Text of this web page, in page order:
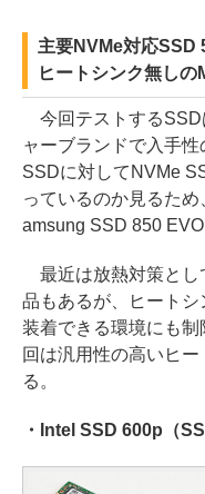
主要NVMe対応SSD
ヒートシンク無し
今回テストするSSD
ャーブランドで入手
SSDに対してNVMe
っているのか見るた
amsung SSD 850
最近は放熱対策とし
品もあるが、ヒートシ
装着できる環境にも
回は汎用性の高いヒ
る。
・Intel SSD 600p（